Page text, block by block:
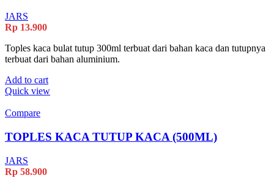
JARS
Rp 13.900
Toples kaca bulat tutup 300ml terbuat dari bahan kaca dan tutupnya
terbuat dari bahan aluminium.
Add to cart
Quick view
Compare
TOPLES KACA TUTUP KACA (500ML)
JARS
Rp 58.900